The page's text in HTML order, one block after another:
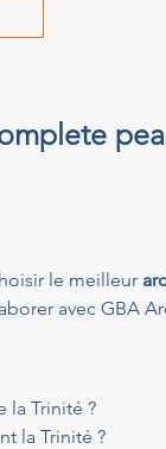
le meilleur
avec GBA
la Trinité ?
la Trinité ?